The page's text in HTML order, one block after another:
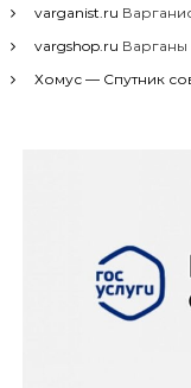
varganist.ru
vargshop.ru
Хомус — Спутник